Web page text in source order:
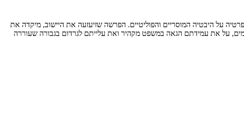
על היבטיה המוסריים והפוליטיים. הפרשה שזיעזעה את היישוב, מיקדה את
על את עמידתם הגאה במשפט מקהיר ואת עלייתם לגרדום בגבורה שעוררה